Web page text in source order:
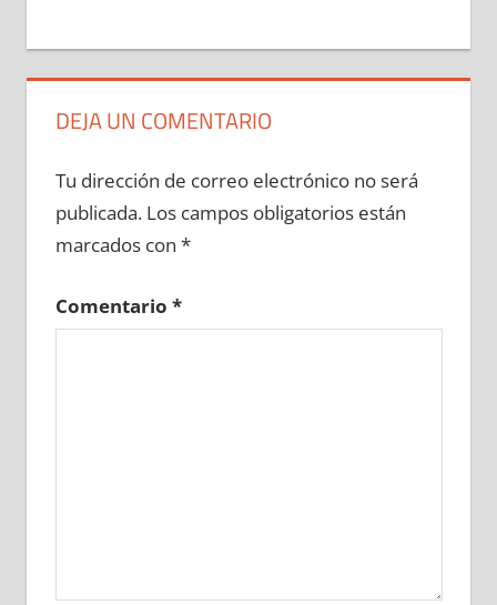
DEJA UN COMENTARIO
Tu dirección de correo electrónico no será
publicada. Los campos obligatorios están
marcados con *
Comentario *